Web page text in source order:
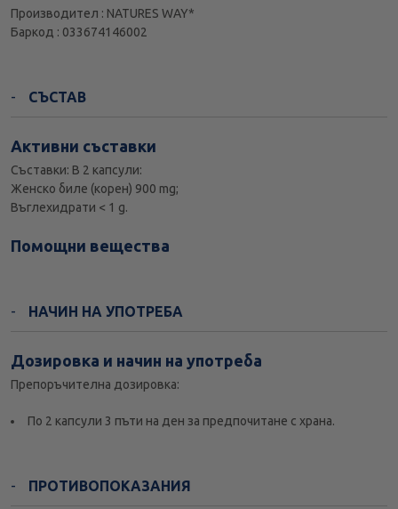
Производител : NATURES WAY*
Баркод : 033674146002
СЪСТАВ
Активни съставки
Съставки: В 2 капсули:
Женско биле (корен) 900 mg;
Въглехидрати < 1 g.
Помощни вещества
НАЧИН НА УПОТРЕБА
Дозировка и начин на употреба
Препоръчителна дозировка:
По 2 капсули 3 пъти на ден за предпочитане с храна.
ПРОТИВОПОКАЗАНИЯ